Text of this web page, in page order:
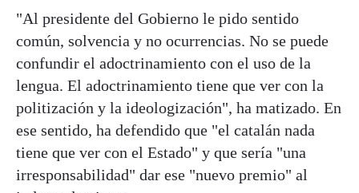
"Al presidente del Gobierno le pido sentido
común, solvencia y no ocurrencias. No se puede
confundir el adoctrinamiento con el uso de la
lengua. El adoctrinamiento tiene que ver con la
politización y la ideologización", ha matizado. En
ese sentido, ha defendido que "el catalán nada
tiene que ver con el Estado" y que sería "una
irresponsabilidad" dar ese "nuevo premio" al